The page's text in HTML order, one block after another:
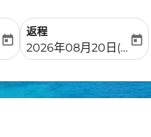
date-aria-label
)
today
返程
fc-booking-return-
2026年08月20日(周四)
today